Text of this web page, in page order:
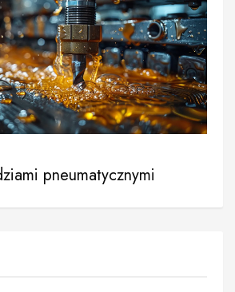
pneumatycznymi